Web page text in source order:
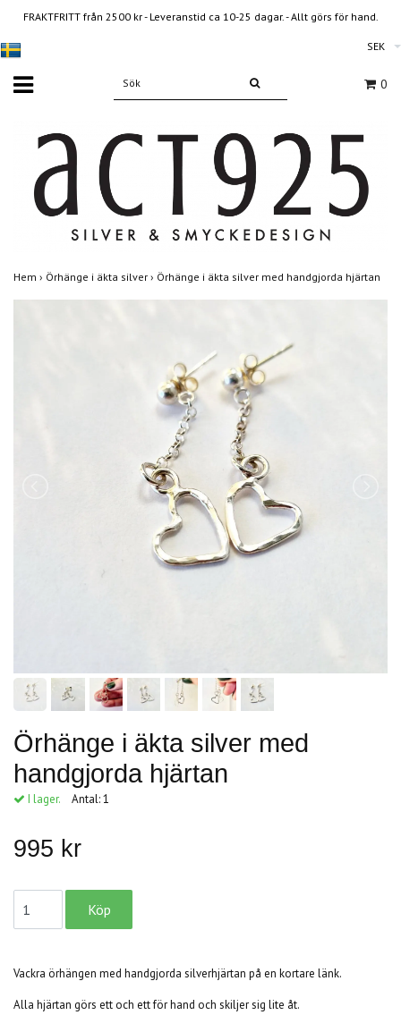
FRAKTFRITT från 2500 kr - Leveranstid ca 10-25 dagar. - Allt görs för hand.
SEK
0
Hem › Örhänge i äkta silver › Örhänge i äkta silver med handgjorda hjärtan
Örhänge i äkta silver med
handgjorda hjärtan
I lager. Antal:1
995 kr
Vackra örhängen med handgjorda silverhjärtan på en kortare länk.
Alla hjärtan görs ett och ett för hand och skiljer sig lite åt.